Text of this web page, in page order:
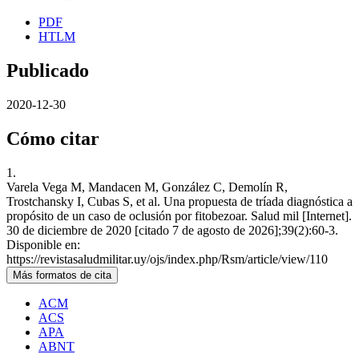
PDF
HTLM
Publicado
2020-12-30
Cómo citar
1.
Varela Vega M, Mandacen M, González C, Demolín R,
Trostchansky I, Cubas S, et al. Una propuesta de tríada diagnóstica a
propósito de un caso de oclusión por fitobezoar. Salud mil [Internet].
30 de diciembre de 2020 [citado 7 de agosto de 2026];39(2):60-3.
Disponible en:
https://revistasaludmilitar.uy/ojs/index.php/Rsm/article/view/110
Más formatos de cita
ACM
ACS
APA
ABNT